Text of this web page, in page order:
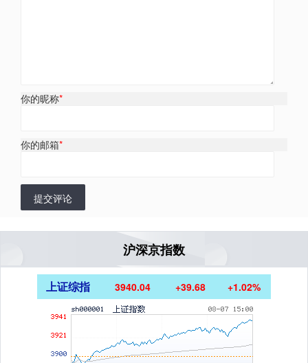
你的昵称*
你的邮箱*
提交评论
沪深京指数
上证综指 3940.04 +39.68 +1.02%